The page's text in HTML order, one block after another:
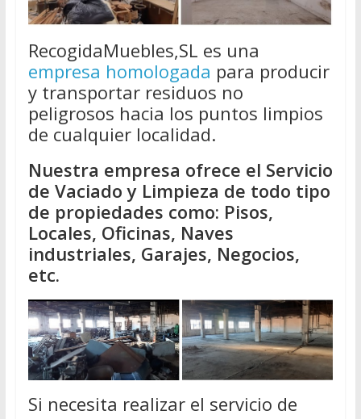
RecogidaMuebles,SL es una
empresa homologada para producir
y transportar residuos no
peligrosos hacia los puntos limpios
de cualquier localidad.
Nuestra empresa ofrece el Servicio
de Vaciado y Limpieza de todo tipo
de propiedades como: Pisos,
Locales, Oficinas, Naves
industriales, Garajes, Negocios,
etc.
Si necesita realizar el servicio de